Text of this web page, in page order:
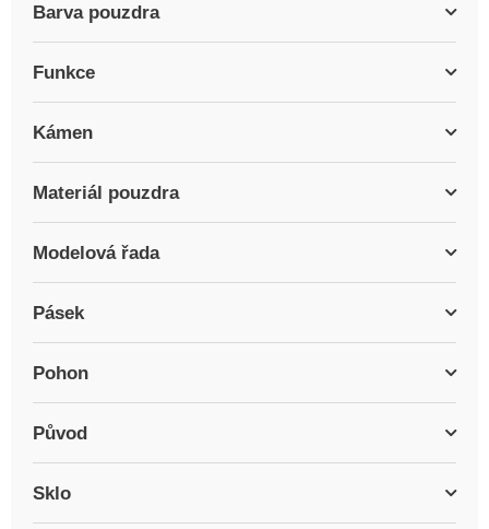
Barva pouzdra
Funkce
Kámen
Materiál pouzdra
Modelová řada
Pásek
Pohon
Původ
Sklo